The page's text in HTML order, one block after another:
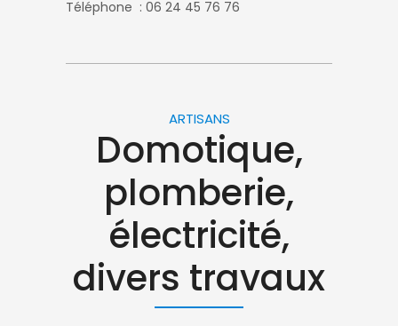
Téléphone : 06 24 45 76 76
ARTISANS
Domotique,
plomberie,
électricité,
divers travaux